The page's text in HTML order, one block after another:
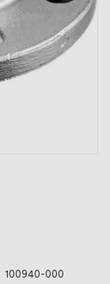
dat een
het
100940-000